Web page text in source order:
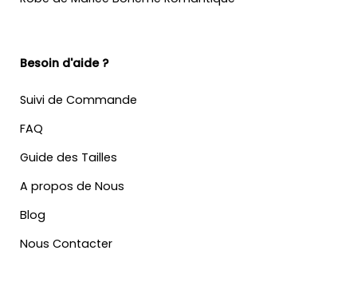
Besoin d'aide ?
Suivi de Commande
FAQ
Guide des Tailles
A propos de Nous
Blog
Nous Contacter